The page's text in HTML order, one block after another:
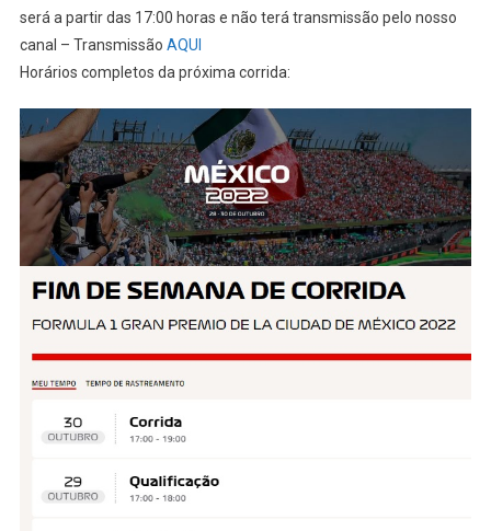
será a partir das 17:00 horas e não terá transmissão pelo nosso
canal – Transmissão AQUI
Horários completos da próxima corrida: